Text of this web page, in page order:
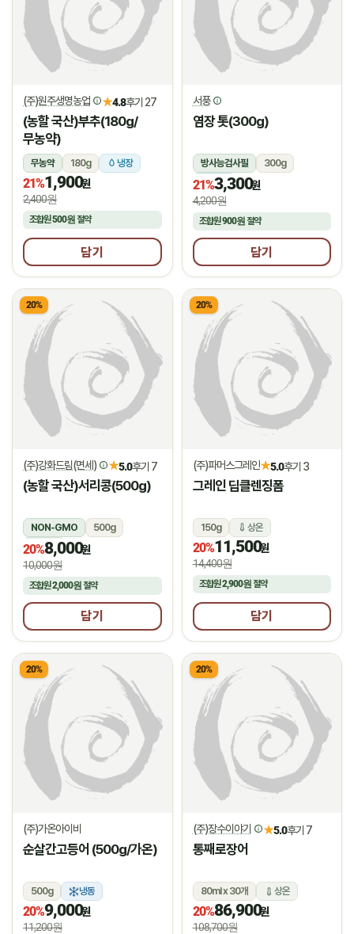
(주)원주생명농업 ★4.8후기 27
(농할 국산)부추(180g/
무농약)
무농약 180g 냉장
21%1,900원
2,400원
조합원500원 절약
담기
서풍
염장 톳(300g)
방사능검사필
300g
냉장
21%3,300원
4,200원
조합원900원절약
담기
20%
(주)강화드림(면세) ★5.0후기 7
(농할 국산)서리콩(500g)
NON-GMO
500g
상온
20%8,000원
10,000원
조합원2,000원 절약
담기
20%
(주)파머스그레인★5.0후기 3
그레인 딥클렌징폼
150g 상온
20%11,500원
14,400원
조합원2,900원절약
담기
20%
(주)가온아이비
순살간고등어 (500g/가온)
500g 냉동
20%9,000원
11,200원
20%
(주)장수이야기 ★5.0후기 7
통째로장어
80ml x 30개 상온
20%86,900원
108,700원